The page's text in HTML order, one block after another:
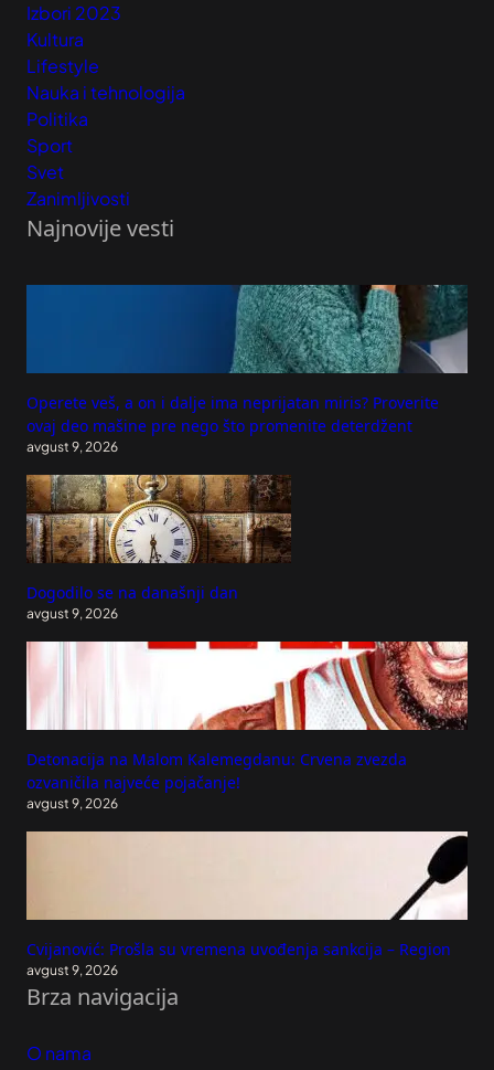
Izbori 2023
Kultura
Lifestyle
Nauka i tehnologija
Politika
Sport
Svet
Zanimljivosti
Najnovije vesti
Operete veš, a on i dalje ima neprijatan miris? Proverite
ovaj deo mašine pre nego što promenite deterdžent
avgust 9, 2026
Dogodilo se na današnji dan
avgust 9, 2026
Detonacija na Malom Kalemegdanu: Crvena zvezda
ozvaničila najveće pojačanje!
avgust 9, 2026
Cvijanović: Prošla su vremena uvođenja sankcija – Region
avgust 9, 2026
Brza navigacija
O nama